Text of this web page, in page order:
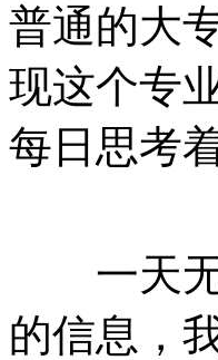
普通的大
现这个专
每日思考
一天无
的信息，